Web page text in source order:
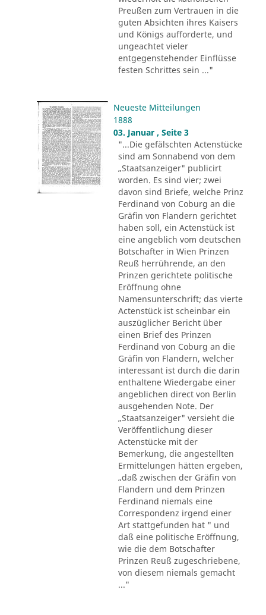
Preußen zum Vertrauen in die
guten Absichten ihres Kaisers
und Königs aufforderte, und
ungeachtet vieler
entgegenstehender Einflüsse
festen Schrittes sein ..."
Neueste Mitteilungen
1888
03. Januar , Seite 3
"...Die gefälschten Actenstücke
sind am Sonnabend von dem
„Staatsanzeiger" publicirt
worden. Es sind vier; zwei
davon sind Briefe, welche Prinz
Ferdinand von Coburg an die
Gräfin von Flandern gerichtet
haben soll, ein Actenstück ist
eine angeblich vom deutschen
Botschafter in Wien Prinzen
Reuß herrührende, an den
Prinzen gerichtete politische
Eröffnung ohne
Namensunterschrift; das vierte
Actenstück ist scheinbar ein
auszüglicher Bericht über
einen Brief des Prinzen
Ferdinand von Coburg an die
Gräfin von Flandern, welcher
interessant ist durch die darin
enthaltene Wiedergabe einer
angeblichen direct von Berlin
ausgehenden Note. Der
„Staatsanzeiger" versieht die
Veröffentlichung dieser
Actenstücke mit der
Bemerkung, die angestellten
Ermittelungen hätten ergeben,
„daß zwischen der Gräfin von
Flandern und dem Prinzen
Ferdinand niemals eine
Correspondenz irgend einer
Art stattgefunden hat " und
daß eine politische Eröffnung,
wie die dem Botschafter
Prinzen Reuß zugeschriebene,
von diesem niemals gemacht
..."